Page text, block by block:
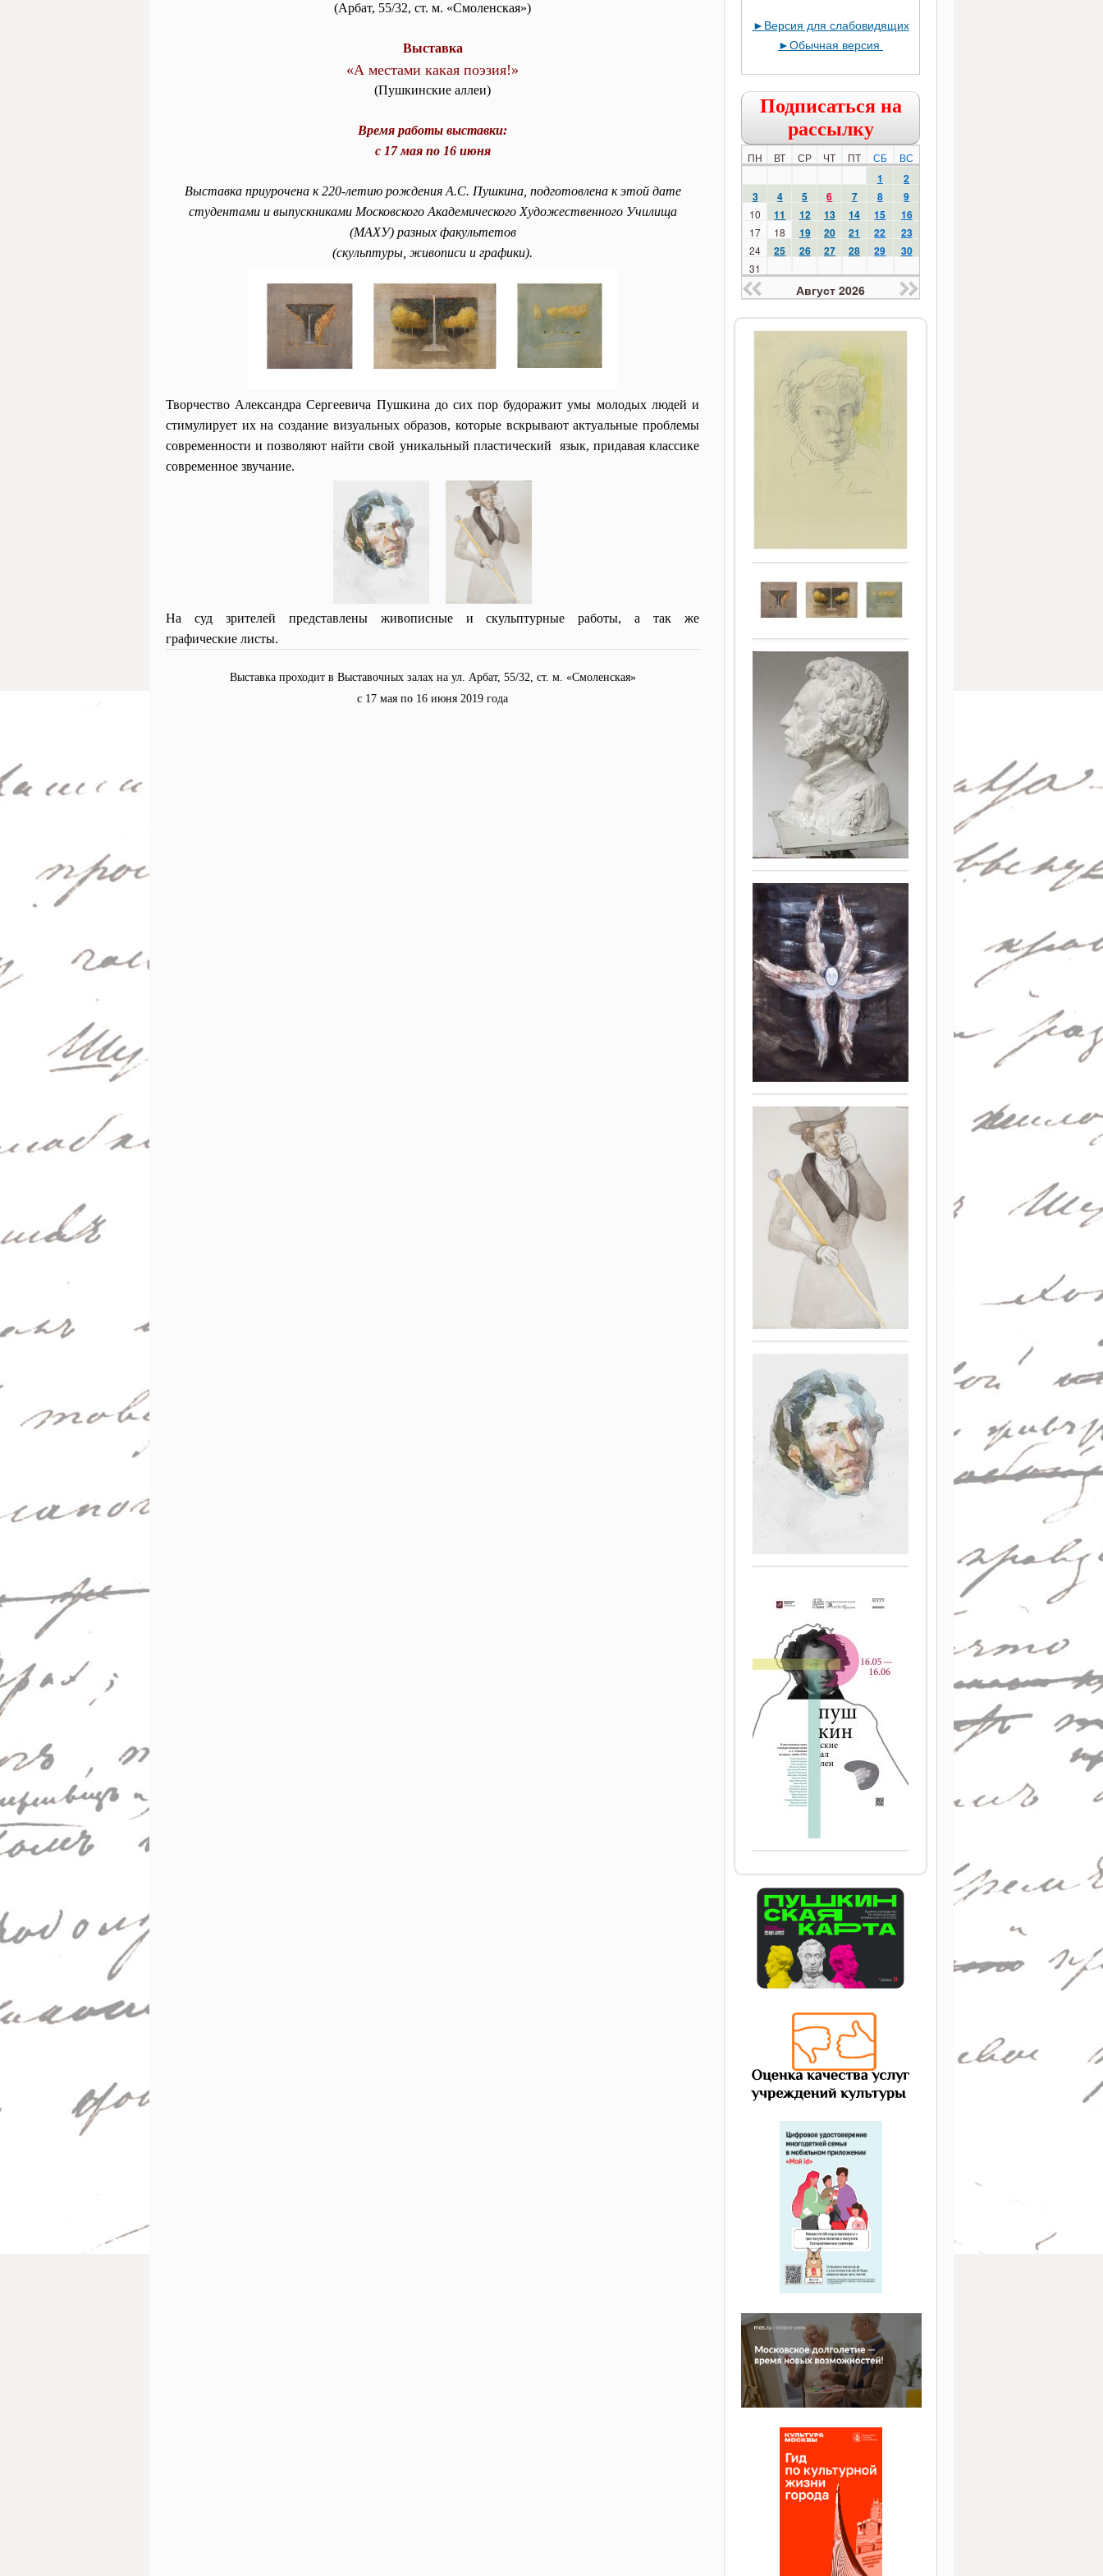
(Арбат, 55/32, ст. м. «Смоленская»)
Выставка
«А местами какая поэзия!»
(Пушкинские аллеи)
Время работы выставки:
с 17 мая по 16 июня
Выставка приурочена к 220-летию рождения А.С. Пушкина, подготовлена к этой дате
студентами и выпускниками Московского Академического Художественного Училища
(МАХУ) разных факультетов
(скульптуры, живописи и графики).
Творчество Александра Сергеевича Пушкина до сих пор будоражит умы молодых людей и
стимулирует их на создание визуальных образов, которые вскрывают актуальные проблемы
современности и позволяют найти свой уникальный пластический язык, придавая классике
современное звучание.
На суд зрителей представлены живописные и скульптурные работы, а так же
графические листы.
Выставка проходит в Выставочных залах на ул. Арбат, 55/32, ст. м. «Смоленская»
с 17 мая по 16 июня 2019 года
► Версия для слабовидящих
►Обычная версия
Подписаться на
рассылку
ПН ВТ СР ЧТ ПТ СБ ВС
1
2
3
4 5 6 7 8 9
10 11 12 13 14 15 16
17 18 19 20 21 22 23
24 25 26 27 28 29 30
31
Август 2026